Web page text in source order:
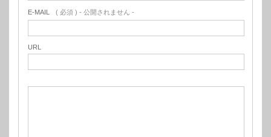
E-MAIL ( 必須 ) - 公開されません -
URL